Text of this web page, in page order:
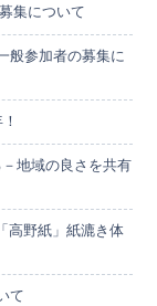
集について
般参加者の募集に
地域の良さを共有
高野紙」紙漉き体
て